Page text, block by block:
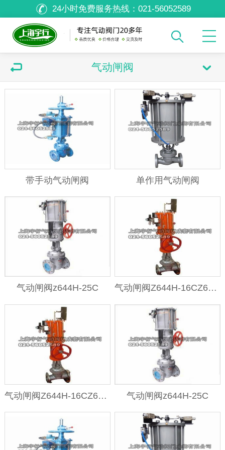
24小时免费服务热线： 021-56052589
气动闸阀
带手动气动闸阀 单作用气动闸阀
气动闸阀z644H-25C 气动闸阀Z644H-16CZ645H-16C
气动闸阀Z644H-16CZ645H-16C 气动闸阀z644H-25C